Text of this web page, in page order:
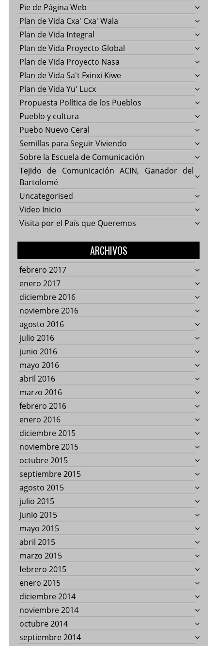
Pie de Página Web
Plan de Vida Cxa' Cxa' Wala
Plan de Vida Integral
Plan de Vida Proyecto Global
Plan de Vida Proyecto Nasa
Plan de Vida Sa't Fxinxi Kiwe
Plan de Vida Yu' Lucx
Propuesta Política de los Pueblos
Pueblo y cultura
Puebo Nuevo Ceral
Semillas para Seguir Viviendo
Sobre la Escuela de Comunicación
Tejido de Comunicación ACIN, Ganador del
Bartolomé
Uncategorised
Video Inicio
Visita por el País que Queremos
ARCHIVOS
febrero 2017
enero 2017
diciembre 2016
noviembre 2016
agosto 2016
julio 2016
junio 2016
mayo 2016
abril 2016
marzo 2016
febrero 2016
enero 2016
diciembre 2015
noviembre 2015
octubre 2015
septiembre 2015
agosto 2015
julio 2015
junio 2015
mayo 2015
abril 2015
marzo 2015
febrero 2015
enero 2015
diciembre 2014
noviembre 2014
octubre 2014
septiembre 2014